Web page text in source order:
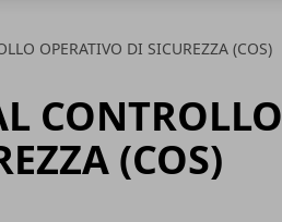
OPERATIVO DI SICUREZZA (COS)
CONTROLLO
(COS)